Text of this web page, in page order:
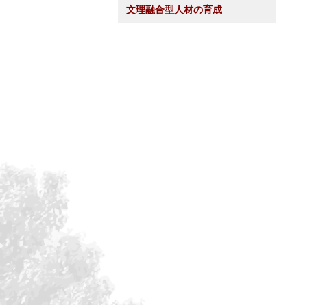
文理融合型人材の育成